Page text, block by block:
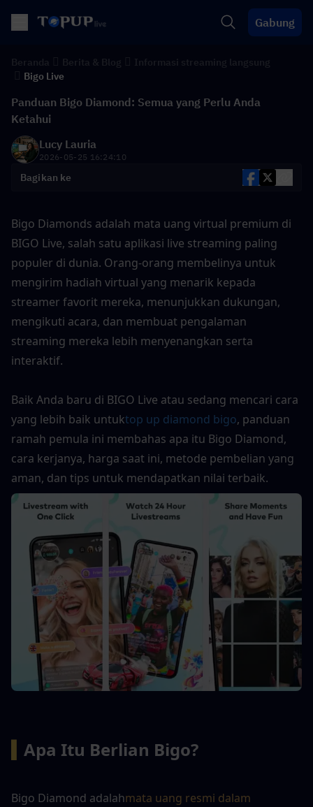
Gabung
Bigo Live
Panduan Bigo Diamond: Semua yang Perlu Anda
Ketahui
Lucy Lauria
2026-05-25 16:24:10
Bagikan ke
Bigo Diamonds adalah mata uang virtual premium di
BIGO Live, salah satu aplikasi live streaming paling
populer di dunia. Orang-orang membelinya untuk
mengirim hadiah virtual yang menarik kepada
streamer favorit mereka, menunjukkan dukungan,
mengikuti acara, dan membuat pengalaman
streaming mereka lebih menyenangkan serta
interaktif.
Baik Anda baru di BIGO Live atau sedang mencari cara
yang lebih baik untuktop up diamond bigo, panduan
ramah pemula ini membahas apa itu Bigo Diamond,
cara kerjanya, harga saat ini, metode pembelian yang
aman, dan tips untuk mendapatkan nilai terbaik.
Apa Itu Berlian Bigo?
Bigo Diamond adalahmata uang resmi dalam